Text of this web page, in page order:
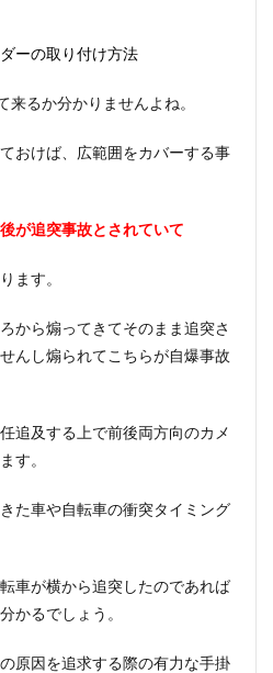
ーの取り付け方法
るか分かりませんよね。
おけば、広範囲をカバーする事
が追突事故とされていて
ます。
から煽ってきてそのまま追突さ
んし煽られてこちらが自爆事故
追及する上で前後両方向のカメ
す。
た車や自転車の衝突タイミング
車が横から追突したのであれば
かるでしょう。
原因を追求する際の有力な手掛